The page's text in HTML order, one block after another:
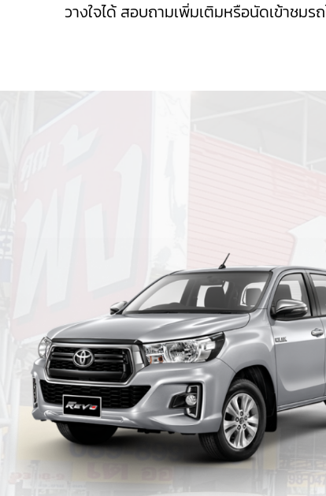
วางใจได้ สอบถามเพิ่มเติมหรือนัดเข้าชมร